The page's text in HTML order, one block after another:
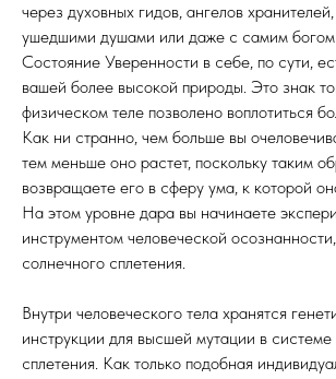
через духовных гидов, ангелов
ушедшими душами или даже с самим
Состояние Уверенности в себе, по сути,
вашей более высокой природы. Это знак
физическом теле позволено воплотиться
Как ни странно, чем больше вы
тем меньше оно растет, поскольку таким
возвращаете его в сферу ума, к которой
На этом уровне дара вы начинаете
инструментом человеческой
солнечного сплетения.
Внутри человеческого тела хранятся
инструкции для высшей мутации в системе
сплетения. Как только подобная